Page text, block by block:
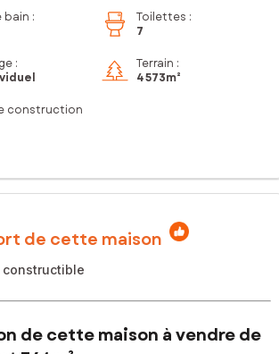
bain :
Toilettes :
7
:
Terrain :
4 573m²
construction
de cette maison
constructible
de cette maison à vendre de